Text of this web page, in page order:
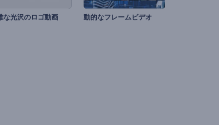
な光沢のロゴ動画 動的なフレームビデオ